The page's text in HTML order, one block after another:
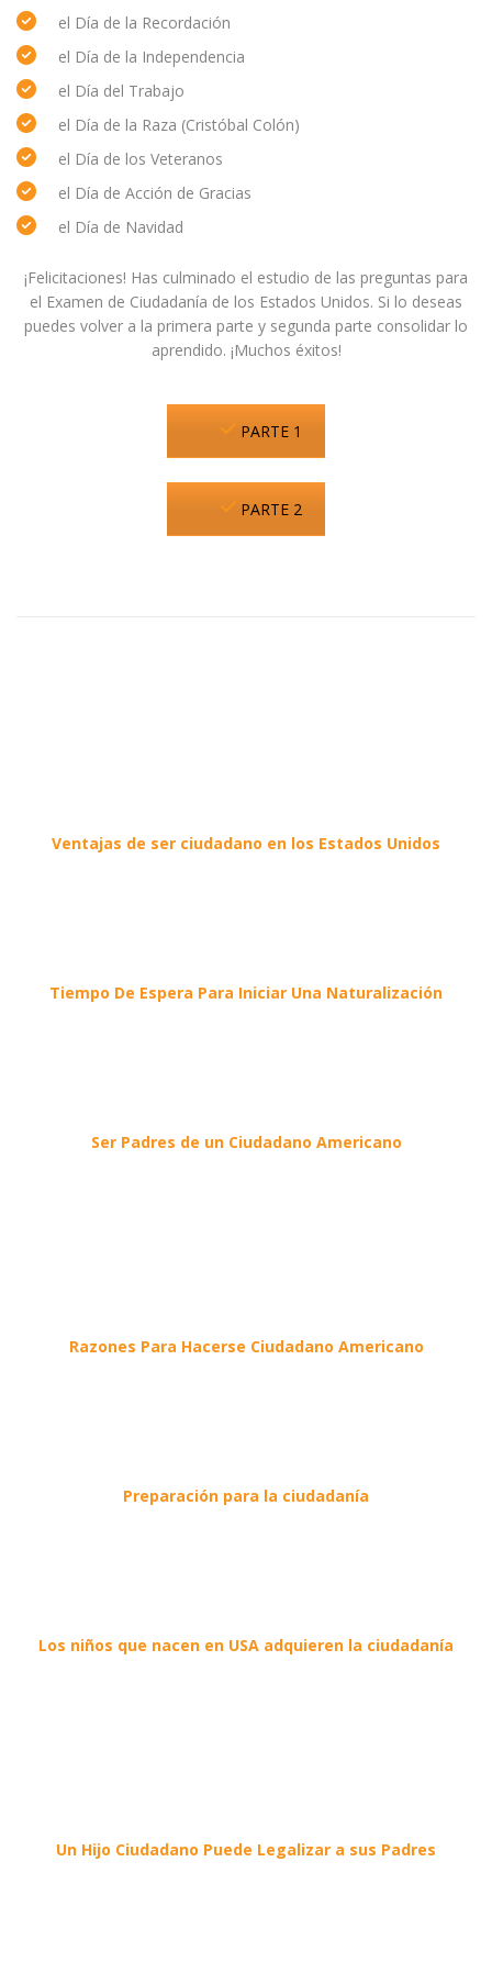
el Día de la Recordación
el Día de la Independencia
el Día del Trabajo
el Día de la Raza (Cristóbal Colón)
el Día de los Veteranos
el Día de Acción de Gracias
el Día de Navidad
¡Felicitaciones! Has culminado el estudio de las preguntas para
el Examen de Ciudadanía de los Estados Unidos. Si lo deseas
puedes volver a la primera parte y segunda parte consolidar lo
aprendido. ¡Muchos éxitos!
PARTE 1
PARTE 2
Ventajas de ser ciudadano en los Estados Unidos
Tiempo De Espera Para Iniciar Una Naturalización
Ser Padres de un Ciudadano Americano
Razones Para Hacerse Ciudadano Americano
Preparación para la ciudadanía
Los niños que nacen en USA adquieren la ciudadanía
Un Hijo Ciudadano Puede Legalizar a sus Padres